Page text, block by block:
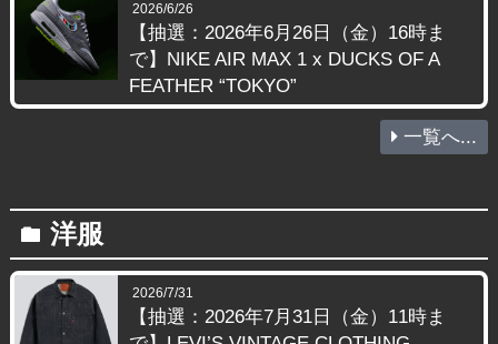
2026/6/26
【抽選：2026年6月26日（金）16時ま
で】NIKE AIR MAX 1 x DUCKS OF A
FEATHER “TOKYO”
一覧へ...
folder 洋服
2026/7/31
【抽選：2026年7月31日（金）11時ま